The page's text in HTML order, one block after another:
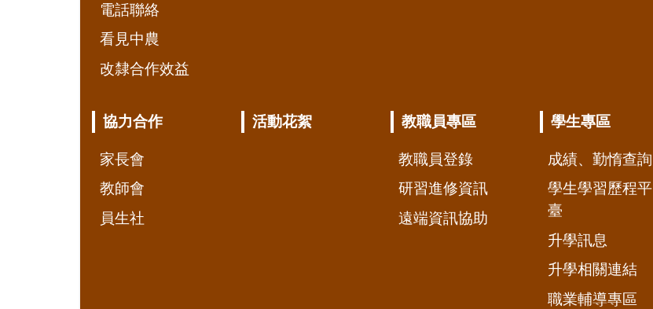
電話聯絡
看見中農
改隸合作效益
協力合作
家長會
教師會
員生社
活動花絮 教職員專區
教職員登錄
研習進修資訊
遠端資訊協助
學生專區
成績、勤惰查詢
學生學習歷程平
臺
升學訊息
升學相關連結
職業輔導專區